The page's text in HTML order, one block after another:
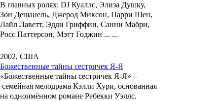
В главных ролях: DJ Куаллс, Элиза Душку,
Зои Дешанель, Джерод Миксон, Парри Шен,
Лайл Лаветт, Эдди Гриффин, Санни Мабри,
Росс Паттерсон, Мэтт Годжин ... ...
2002, США
Божественные тайны сестричек Я-Я
«Божественные тайны сестричек Я-Я» –
семейная мелодрама Кэлли Хури, основанная
на одноимённом романе Ребекки Уэллс.